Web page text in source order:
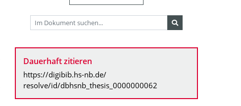
Dauerhaft zitieren
https://digibib.hs-nb.de/
resolve/id/dbhsnb_thesis_0000000062